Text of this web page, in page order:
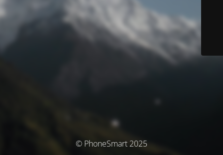
© PhoneSmart 2025